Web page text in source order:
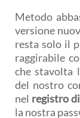
Metodo
versione
resta solo il
raggirabile
che stavolta
del nostro
nel registro
la nostra